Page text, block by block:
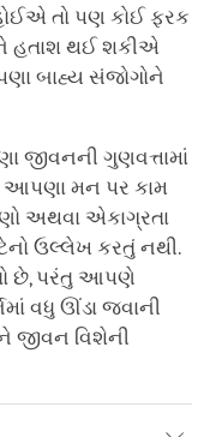
તો પણ કોઈ ફરક
હતાશ થઈ શકીએ
બાહ્ય સંજોગોને
જીવનની ગુણવત્તામાં
આપણા મન પર કામ
અથવા એકાગ્રતા
ઉલ્લેખ કરતું નથી.
છે, પરંતુ આપણે
વધુ ઊંડા જવાની
વિશેની